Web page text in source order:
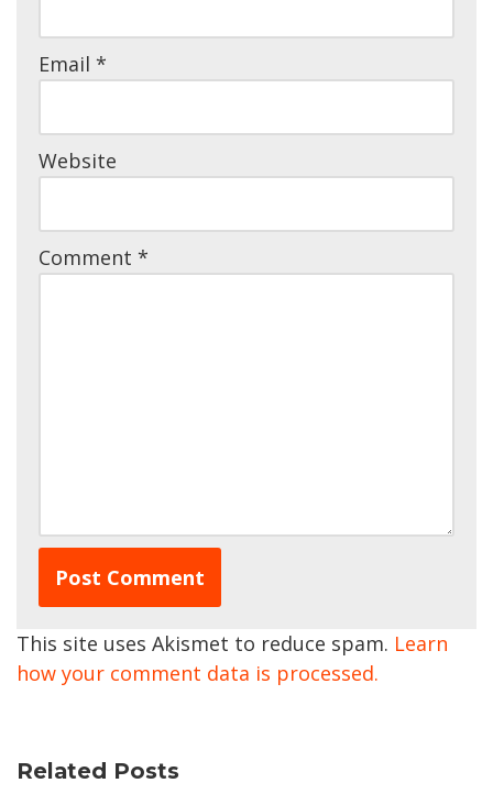
Email *
Website
Comment *
This site uses Akismet to reduce spam. Learn
how your comment data is processed.
Related Posts